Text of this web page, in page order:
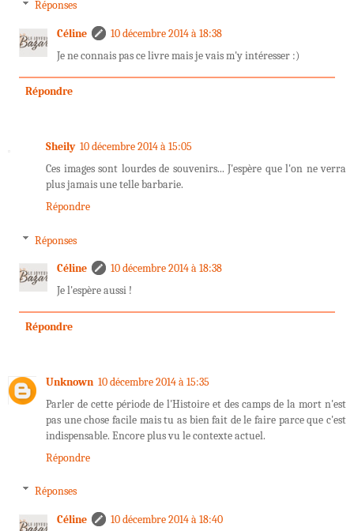
Réponses
Céline
10 décembre 2014 à 18:38
Je ne connais pas ce livre mais je vais m'y intéresser :)
Répondre
Sheily 10 décembre 2014 à 15:05
Ces images sont lourdes de souvenirs... J'espère que l'on ne verra
plus jamais une telle barbarie.
Répondre
Réponses
Céline
10 décembre 2014 à 18:38
Je l'espère aussi !
Répondre
Unknown 10 décembre 2014 à 15:35
Parler de cette période de l'Histoire et des camps de la mort n'est
pas une chose facile mais tu as bien fait de le faire parce que c'est
indispensable. Encore plus vu le contexte actuel.
Répondre
Réponses
Céline
10 décembre 2014 à 18:40